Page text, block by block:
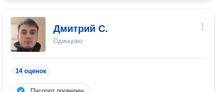
Дмитрий С.
Одинцово
14 оценок